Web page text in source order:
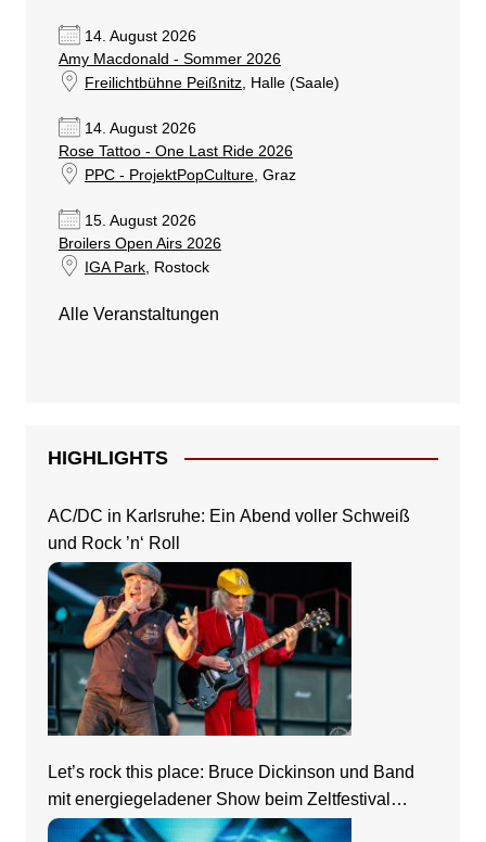
14. August 2026
Amy Macdonald - Sommer 2026
Freilichtbühne Peißnitz, Halle (Saale)
14. August 2026
Rose Tattoo - One Last Ride 2026
PPC - ProjektPopCulture, Graz
15. August 2026
Broilers Open Airs 2026
IGA Park, Rostock
Alle Veranstaltungen
HIGHLIGHTS
AC/DC in Karlsruhe: Ein Abend voller Schweiß
und Rock ’n‘ Roll
Let’s rock this place: Bruce Dickinson und Band
mit energiegeladener Show beim Zeltfestival
Rhein-Neckar